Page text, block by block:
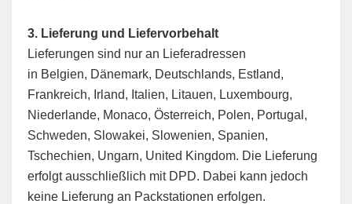
3. Lieferung und Liefervorbehalt
Lieferungen sind nur an Lieferadressen
in Belgien, Dänemark, Deutschlands, Estland,
Frankreich, Irland, Italien, Litauen, Luxembourg,
Niederlande, Monaco, Österreich, Polen, Portugal,
Schweden, Slowakei, Slowenien, Spanien,
Tschechien, Ungarn, United Kingdom. Die Lieferung
erfolgt ausschließlich mit DPD. Dabei kann jedoch
keine Lieferung an Packstationen erfolgen.